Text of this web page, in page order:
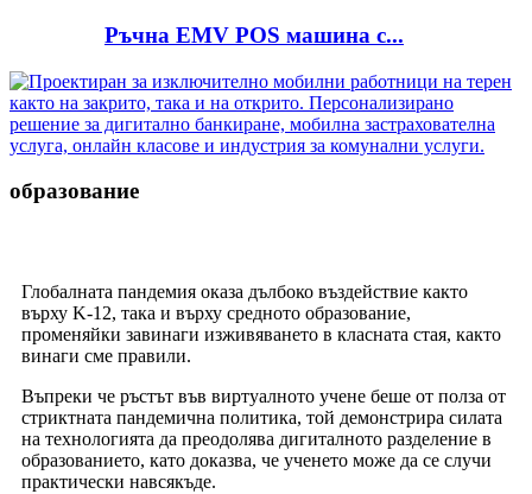
Ръчна EMV POS машина с...
образование
Глобалната пандемия оказа дълбоко въздействие както
върху K-12, така и върху средното образование,
променяйки завинаги изживяването в класната стая, както
винаги сме правили.
Въпреки че ръстът във виртуалното учене беше от полза от
стриктната пандемична политика, той демонстрира силата
на технологията да преодолява дигиталното разделение в
образованието, като доказва, че ученето може да се случи
практически навсякъде.